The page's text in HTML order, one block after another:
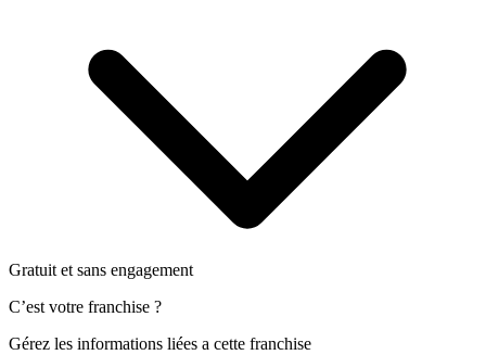
Gratuit et sans engagement
C’est votre franchise ?
Gérez les informations liées a cette franchise